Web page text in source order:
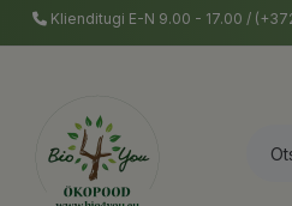
Klienditugi E-N 9.00 - 17.00 /